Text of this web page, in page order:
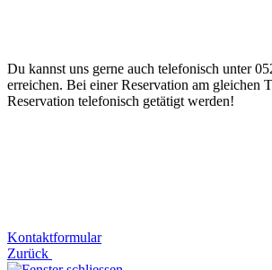
Du kannst uns gerne auch telefonisch unter
erreichen. Bei einer Reservation am gleichen
Reservation telefonisch getätigt werden!
Kontaktformular
Zurück